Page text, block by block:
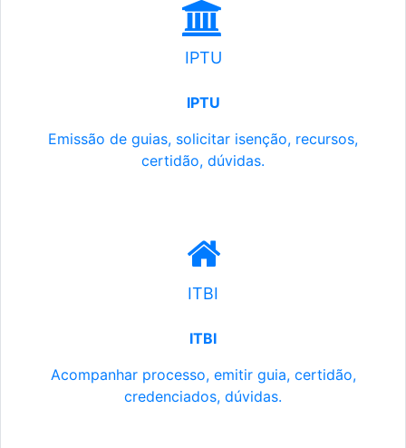
IPTU
IPTU
Emissão de guias, solicitar isenção, recursos,
certidão, dúvidas.
ITBI
ITBI
Acompanhar processo, emitir guia, certidão,
credenciados, dúvidas.